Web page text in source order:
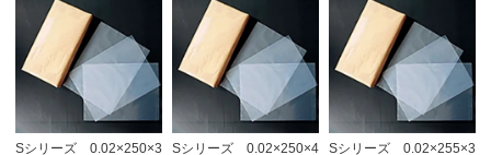
Sシリーズ 0.02×250×3
Sシリーズ 0.02×250×4
Sシリーズ 0.02×255×3